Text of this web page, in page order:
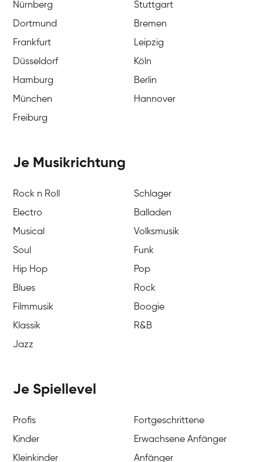
Nürnberg
Stuttgart
Dortmund
Bremen
Frankfurt
Leipzig
Düsseldorf
Köln
Hamburg
Berlin
München
Hannover
Freiburg
Je Musikrichtung
Rock n Roll
Schlager
Electro
Balladen
Musical
Volksmusik
Soul
Funk
Hip Hop
Pop
Blues
Rock
Filmmusik
Boogie
Klassik
R&B
Jazz
Je Spiellevel
Profis
Fortgeschrittene
Kinder
Erwachsene Anfänger
Kleinkinder
Anfänger